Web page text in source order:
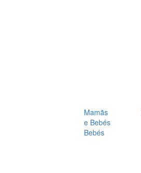
Mamãs
e Bebés
Bebés